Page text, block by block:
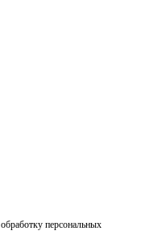
персональных